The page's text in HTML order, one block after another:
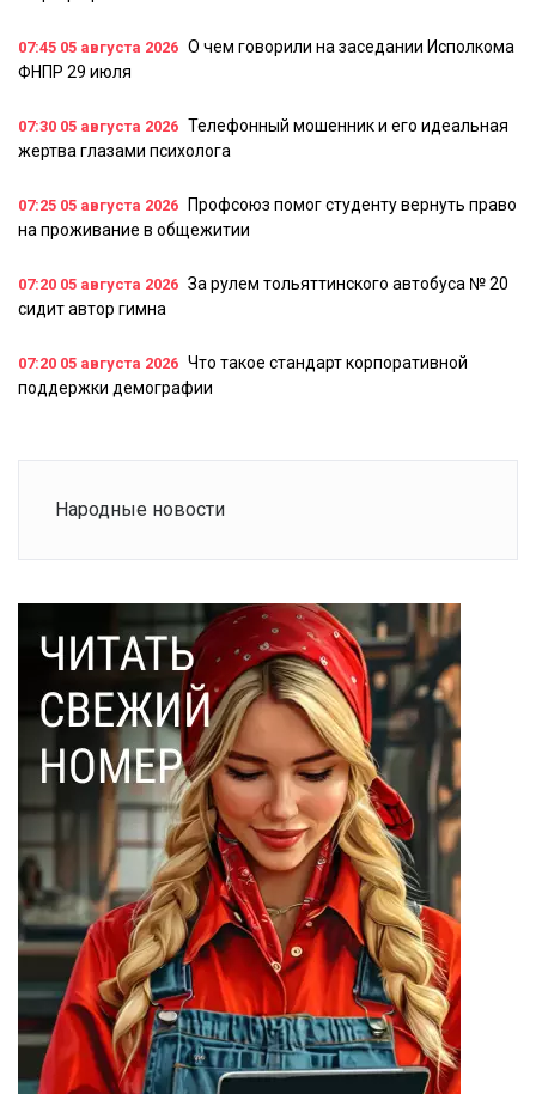
07:45 05 августа 2026 О чем говорили на заседании Исполкома
ФНПР 29 июля
07:30 05 августа 2026 Телефонный мошенник и его идеальная
жертва глазами психолога
07:25 05 августа 2026
Профсоюз помог студенту вернуть право
на проживание в общежитии
07:20 05 августа 2026 За рулем тольяттинского автобуса № 20
сидит автор гимна
07:20 05 августа 2026 Что такое стандарт корпоративной
поддержки демографии
Народные новости